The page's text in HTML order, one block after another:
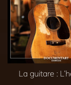
La guitare :